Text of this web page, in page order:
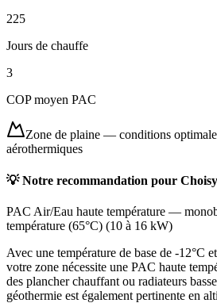
225
Jours de chauffe
3
COP moyen PAC
Zone de plaine — conditions
aérothermiques
💡 Notre recommandation pour
PAC Air/Eau haute température —
température (65°C) (10 à 16 kW)
Avec une température de base de -12°C
votre zone nécessite une PAC haute
des plancher chauffant ou radiateurs
géothermie est également pertinente en